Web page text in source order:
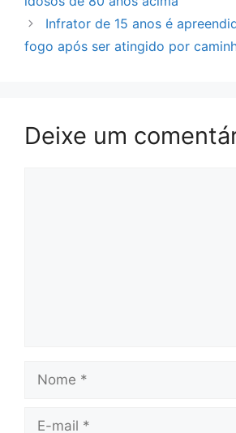
Infrator de 15 anos é
fogo após ser atingido por
Deixe um
Nome